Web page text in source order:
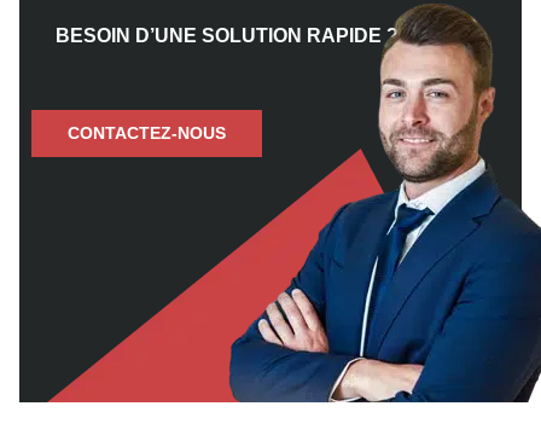
BESOIN D’UNE SOLUTION RAPIDE ?
CONTACTEZ-NOUS